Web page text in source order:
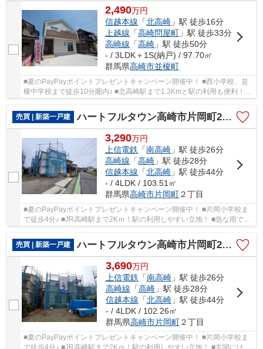
2,490万円
信越本線 「北高崎 」駅 徒歩16分
上越線 「高崎問屋町 」駅 徒歩33分
高崎線 「高崎 」駅 徒歩50分
- / 3LDK＋1S(納戸) / 97.70㎡
群馬県高崎市並榎町
■夏のPayPayポイントプレゼントキャンペーン開催中！ ■西小学校、並
榎中学校まで徒歩10分圏内♪ ■北高崎駅まで1.3Kmと駅の利用も便利！ ■
売買 | 新築一戸建
ハートフルタウン高崎市片岡町2丁目31ーC
3,290万円
上信電鉄 「南高崎 」駅 徒歩26分
高崎線 「高崎 」駅 徒歩28分
信越本線 「北高崎 」駅 徒歩44分
- / 4LDK / 103.51㎡
群馬県高崎市片岡町２丁目
■夏のPayPayポイントプレゼントキャンペーン開催中！ ■片岡小学校ま
で徒歩4分♪ ■JR高崎駅まで2Kｍ！駅の利用しやすい立地！ ■急な雨でも
安心のインナーバルコニー♪ ○片岡小学校まで35...
売買 | 新築一戸建
ハートフルタウン高崎市片岡町2丁目31ーB
3,690万円
上信電鉄 「南高崎」駅 徒歩26分
高崎線 「高崎」駅 徒歩28分
信越本線 「北高崎」駅 徒歩44分
- / 4LDK / 102.26㎡
群馬県高崎市片岡町２丁目
■夏のPayPayポイントプレゼントキャンペーン開催中！ ■片岡小学校ま
で徒歩4分♪ ■JR高崎駅まで2Kｍ！駅の利用しやすい立地！ ■玄関には嬉